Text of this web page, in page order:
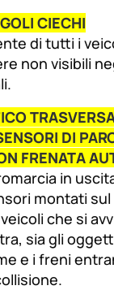
CIECHI
di tutti i
non visibili
DI
FRENATA
in
montati
che si
sia gli
e i freni